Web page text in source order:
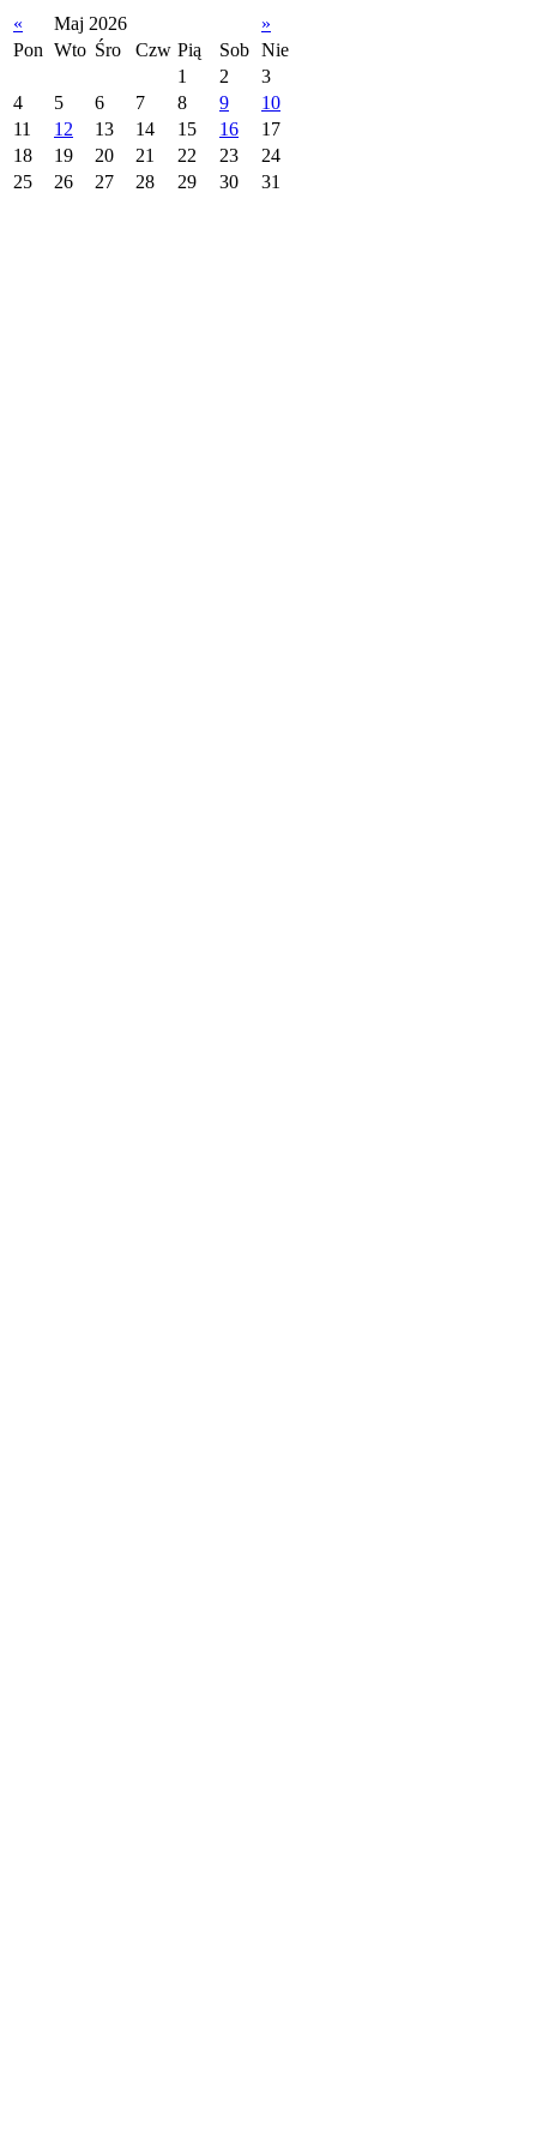
« Maj 2026
»
Pon Wto Śro Czw Pią Sob Nie
1
2
3
4
5 6 7 8 9
10
11
12 13 14 15 16
17
18
19 20 21 22 23
24
25
26 27 28 29 30 31